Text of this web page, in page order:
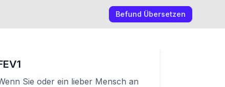
Befund Übersetzen
Sie oder ein lieber Mensch an